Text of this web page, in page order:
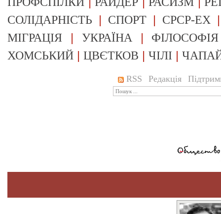
СОЛІДАРНІСТЬ | СПОРТ | СРСР-EX
МІГРАЦІЯ | УКРАЇНА | ФІЛОСОФІЯ
ХОМСЬКИЙ | ЦВЄТКОВ | ЧІЛІ |
RSS Редакція